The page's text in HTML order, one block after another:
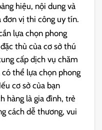
hiệu, nội dung và
đơn vị thi công uy tín.
lựa chọn phong
thù của cơ sở thú
cấp dịch vụ chăm
thể lựa chọn phong
cơ sở của bạn
hàng là gia đình, trẻ
cách dễ thương, vui